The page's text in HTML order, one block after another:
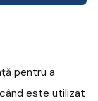
pentru a
este utilizat